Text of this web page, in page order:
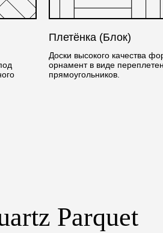
Плетёнка (Блок)
Доски высокого качества
орнамент в виде
прямоугольников.
Parquet